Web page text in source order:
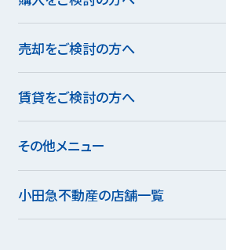
売却をご検討の方へ
賃貸をご検討の方へ
その他メニュー
小田急不動産の店舗一覧